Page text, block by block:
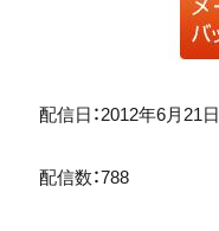
配信日：2012年6月21日
配信数：788